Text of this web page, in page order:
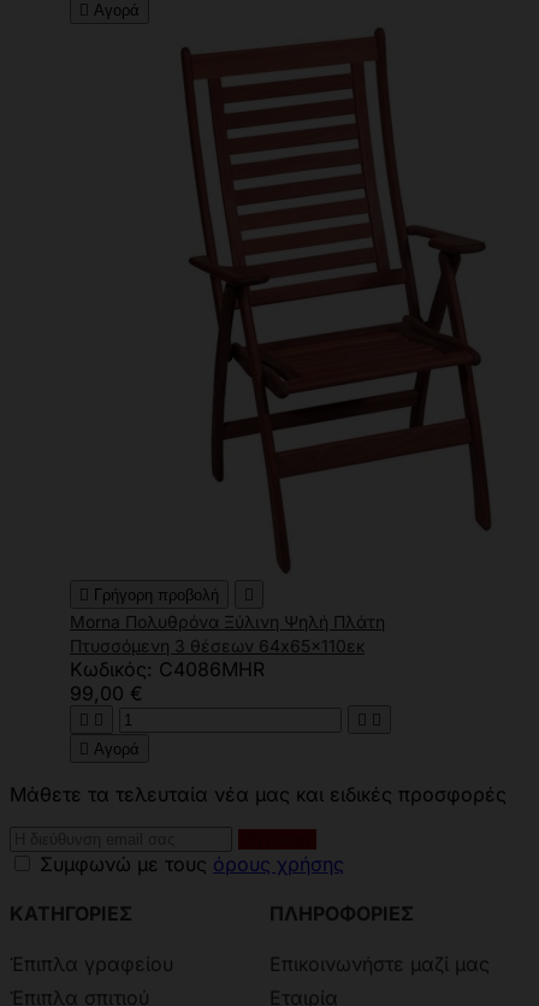
 Αγορά
 Γρήγορη προβολή 
Morna Πολυθρόνα Ξύλινη Ψηλή Πλάτη
Πτυσσόμενη 3 θέσεων 64x65x110εκ
Κωδικός: C4086MHR
99,00 €
   
 Αγορά
Μάθετε τα τελευταία νέα μας και ειδικές προσφορές
Συμφωνώ με τους όρους χρήσης
ΚΑΤΗΓΟΡΙΕΣ
Έπιπλα γραφείου
Έπιπλα σπιτιού
ΠΛΗΡΟΦΟΡΙΕΣ
Επικοινωνήστε μαζί μας
Εταιρία